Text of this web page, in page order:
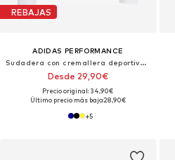
REBAJAS
ADIDAS PERFORMANCE
Sudadera con cremallera deportiva 'Entrada26'
Desde 29,90€
Precio original: 34,90€
Último precio más bajo:28,90€
+5